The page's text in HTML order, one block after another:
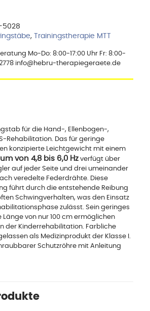
5028
, Trainingstherapie MTT
Mo-Do: 8:00-17:00 Uhr Fr: 8:00-
2778 info@hebru-therapiegeraete.de
für die Hand-, Ellenbogen-,
Rehabilitation. Das für geringe
konzipierte Leichtgewicht mit einem
von 4,8 bis 6,0 Hzverfügt über
auf jeder Seite und drei umeinander
veredelte Federdrähte. Diese
führt durch die entstehende Reibung
Schwingverhalten, was den Einsatz
zulässt. Sein geringes
Länge von nur 100 cm ermöglichen
der Kinderrehabilitation. Farbliche
als Medizinprodukt der Klasse I.
Schutzröhre mit Anleitung